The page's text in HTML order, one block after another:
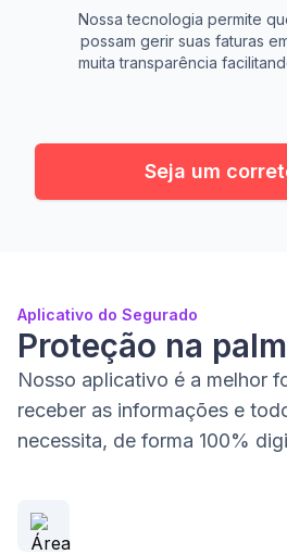
Nossa tecnologia permite
possam gerir suas faturas
muita transparência
Seja um
Aplicativo do Segurado
Proteção na
Nosso aplicativo é a melhor
receber as informações e
necessita, de forma 100%